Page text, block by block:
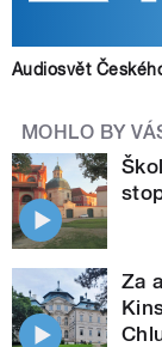
Audiosvět
MOHLO BY
Za